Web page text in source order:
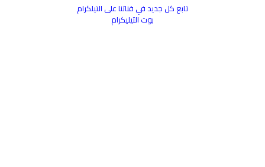
تابع كل جديد في قناتنا على التيلكرام
بوت التيليكرام